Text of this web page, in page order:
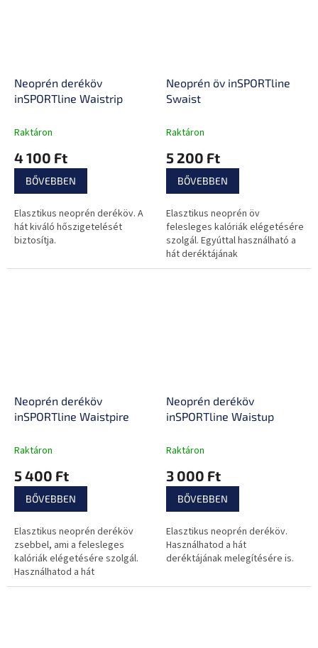
Neoprén deréköv
inSPORTline Waistrip
Raktáron
4 100 Ft
BŐVEBBEN
Elasztikus neoprén deréköv. A
hát kiváló hőszigetelését
biztosítja.
Neoprén öv inSPORTline
Swaist
Raktáron
5 200 Ft
BŐVEBBEN
Elasztikus neoprén öv
felesleges kalóriák elégetésére
szolgál. Egyúttal használható a
hát deréktájának
hőszigetelésére is.
Neoprén deréköv
inSPORTline Waistpire
Raktáron
5 400 Ft
BŐVEBBEN
Elasztikus neoprén deréköv
zsebbel, ami a felesleges
kalóriák elégetésére szolgál.
Használhatod a hát
deréktájának melegítésére is.
Neoprén deréköv
inSPORTline Waistup
Raktáron
3 000 Ft
BŐVEBBEN
Elasztikus neoprén deréköv.
Használhatod a hát
deréktájának melegítésére is.